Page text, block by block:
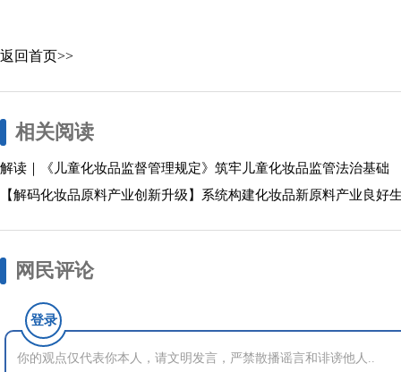
返回首页>>
相关阅读
解读｜《儿童化妆品监督管理规定》筑牢儿童化妆品监管法治基础
【解码化妆品原料产业创新升级】系统构建化妆品新原料产业良好
网民评论
登录